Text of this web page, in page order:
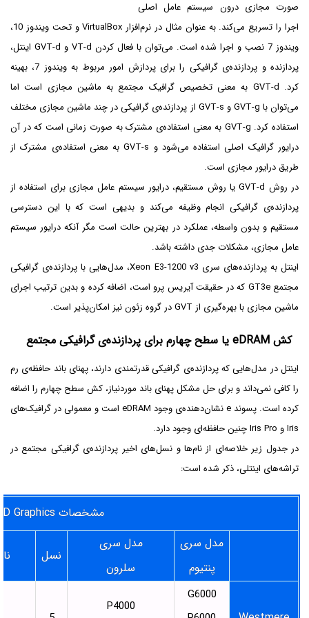
صورت مجازی درون سیستم عامل اصلی
اجرا را تسریع می‌کند. به عنوان مثال در نرم‌افزار VirtualBox و تحت ویندوز 10،
ویندوز 7 نصب و اجرا شده است. می‌توان با فعال کردن VT-d و GVT-d اینتل،
پردازنده و پردازنده‌ی گرافیکی را برای پردازش امور مربوط به ویندوز 7، بهینه
کرد.
GVT-d به معنی تخصیص گرافیک مجتمع به ماشین مجازی است اما
می‌توان با GVT-g و GVT-s از پردازنده‌ی گرافیکی در چند ماشین مجازی مختلف
استفاده کرد. GVT-g به معنی استفاده‌ی مشترک به صورت زمانی است که در آن
درایور گرافیک اصلی استفاده می‌شود و GVT-s به معنی استفاده‌ی مشترک از
طریق درایور مجازی است.
در روش GVT-d یا روش مستقیم، درایور سیستم عامل مجازی برای استفاده از
پردازنده‌ی گرافیکی انجام وظیفه می‌کند و بدیهی است که با این دسترسی
مستقیم و بدون واسطه، عملکرد در بهترین حالت است مگر آنکه درایور سیستم
عامل مجازی، مشکلات جدی داشته باشد.
اینتل به پردازنده‌های سری Xeon E3-1200 v3، مدل‌هایی با پردازنده‌ی گرافیکی
مجتمع GT3e که در حقیقت آیریس پرو است، اضافه کرده و بدین ترتیب اجرای
ماشین مجازی با بهره‌گیری از GVT در گروه زئون نیز امکان‌پذیر است.
کش eDRAM یا سطح چهارم برای پردازنده‌ی گرافیکی مجتمع
اینتل در مدل‌هایی که پردازنده‌ی گرافیکی قدرتمندی دارند، پهنای باند حافظه‌ی رم
را کافی نمی‌داند و برای حل مشکل پهنای باند موردنیاز، کش سطح چهارم را اضافه
کرده است. پسوند e نشان‌دهنده‌ی وجود eDRAM است و معمولی در گرافیک‌های
Iris و Iris Pro چنین حافظه‌ای وجود دارد.
در جدول زیر خلاصه‌ای از نام‌ها و نسل‌های اخیر پردازنده‌ی گرافیکی مجتمع در
تراشه‌های اینتلی، ذکر شده است:
مشخصات HD Graphics اینتل و نام مدل‌های مختلف آن
مدل سری
پنتیوم
مدل سری
سلرون
نسل
G6000
P4000